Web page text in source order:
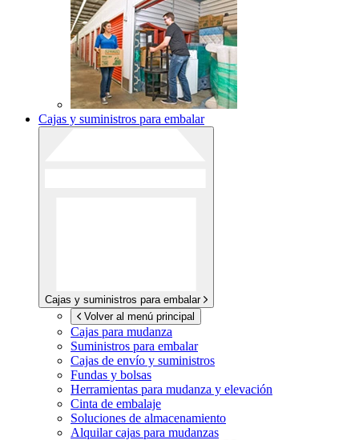
Cajas y suministros para embalar
Cajas y suministros para embalar
Volver al menú principal
Cajas para mudanza
Suministros para embalar
Cajas de envío y suministros
Fundas y bolsas
Herramientas para mudanza y elevación
Cinta de embalaje
Soluciones de almacenamiento
Alquilar cajas para mudanzas